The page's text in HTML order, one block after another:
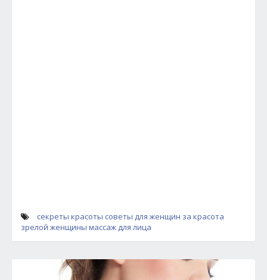
секреты красоты советы для женщин за красота
зрелой женщины массаж для лица